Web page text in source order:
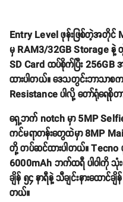
Entry Level ဖုန်းဖြစ်တဲ့အတိုင်
မှ RAM3/32GB Storage
SD Card ထပ်စိုက်ပြီး
ထားပါတယ်။ ဒေသတွင်းဘာသာစကာ
Resistance ပါလို့ တော်ရုံရေစို
ရှေ့ဘက် notch မှာ 5MP
ကင်မရာတန်းတွေထဲမှာ 8MP
တို့ တပ်ဆင်ထားပါတယ်။ Tecno
6000mAh ဘက်ထရီ ပါဝါကို သုံး
ချိန် ၅၄ နာရီနဲ့ သီချင်းနားထောင်
တယ်။